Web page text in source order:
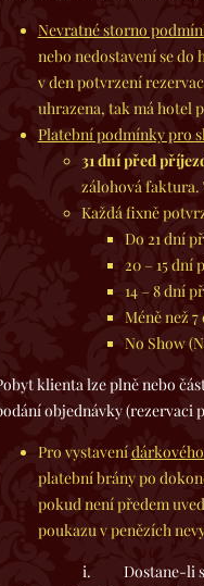
Nevratné storno
nebo nedostavení se do
v den potvrzení
uhrazena, tak má hotel
Platební podmínky pro
31 dní před
zálohová faktura.
Každá fixně
Do 21 dní
20 – 15
14 – 8 dní
Méně než
No Show
klienta lze plně nebo
objednávky (rezervaci
Pro vystavení
platební brány po
pokud není předem
poukazu v penězích
i. Dostane-li se klient do